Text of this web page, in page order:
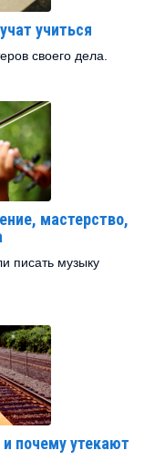
учиться
своего дела.
мастерство,
писать музыку
почему утекают